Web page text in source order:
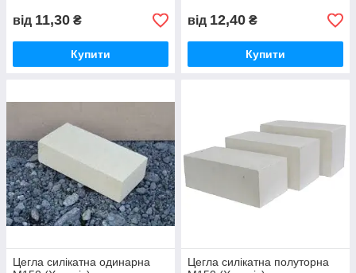
від 11,30 ₴
Купити
від 12,40 ₴
Купити
Цегла силікатна одинарна
Цегла силікатна полуторна